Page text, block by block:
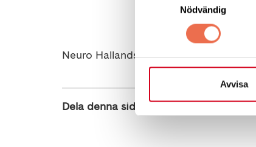
Nödvändig
Avvisa
Neuro Hallands styrelse
Dela denna sida: